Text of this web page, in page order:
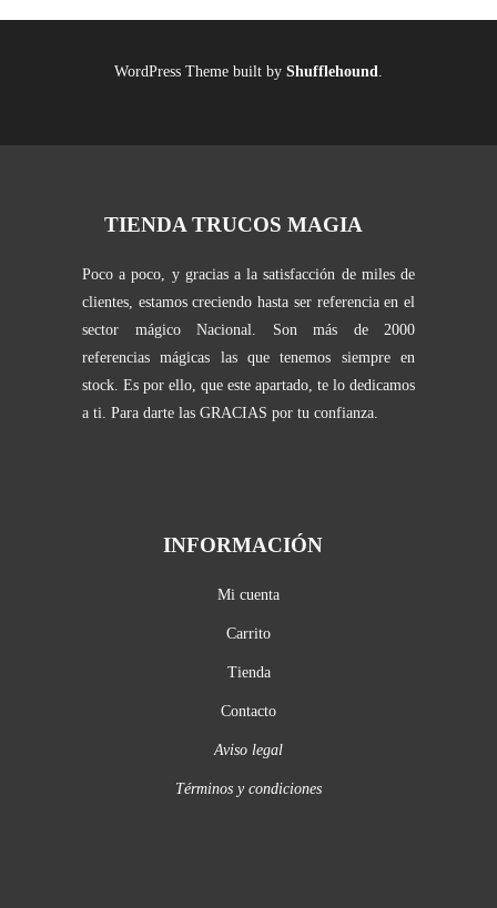
WordPress Theme built by Shufflehound
TIENDA TRUCOS MAGIA
Poco a poco, y gracias a la satisfacción de miles de
clientes, estamos creciendo hasta ser referencia en el
sector mágico Nacional. Son más de 2000
referencias mágicas las que tenemos siempre en
stock. Es por ello, que este apartado, te lo dedicamos
a ti. Para darte las GRACIAS por tu confianza.
INFORMACIÓN
Mi cuenta
Carrito
Tienda
Contacto
Aviso legal
Términos y condiciones